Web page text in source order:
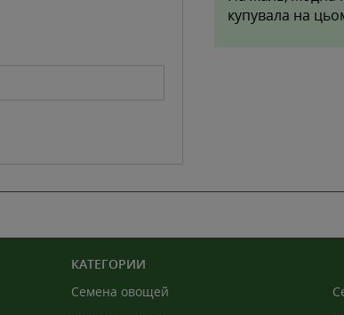
купувала на
КАТЕГОРИИ
Семена овощей